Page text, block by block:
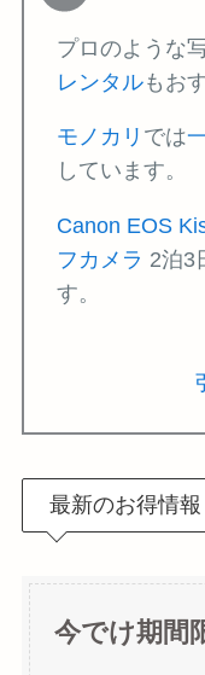
プロのような
レンタルもお
モノカリ では
しています。
Canon EOS
フカメラ 2泊3
す。
最新のお得情報
今でけ期間